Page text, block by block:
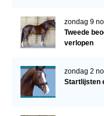
zondag 9
Tweede
verlopen
zondag 2
Startlijsten